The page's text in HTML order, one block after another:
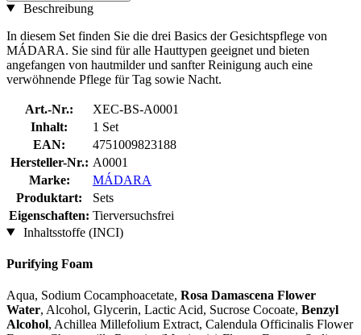
Beschreibung
In diesem Set finden Sie die drei Basics der Gesichtspflege von
MÁDARA. Sie sind für alle Hauttypen geeignet und bieten
angefangen von hautmilder und sanfter Reinigung auch eine
verwöhnende Pflege für Tag sowie Nacht.
Art.-Nr.:
XEC-BS-A0001
Inhalt:
1 Set
EAN:
4751009823188
Hersteller-Nr.: A0001
Marke:
MÁDARA
Produktart:
Sets
Eigenschaften: Tierversuchsfrei
Inhaltsstoffe (INCI)
Purifying Foam
Aqua, Sodium Cocamphoacetate, Rosa Damascena Flower
Water, Alcohol, Glycerin, Lactic Acid, Sucrose Cocoate, Benzyl
Alcohol, Achillea Millefolium Extract, Calendula Officinalis Flower